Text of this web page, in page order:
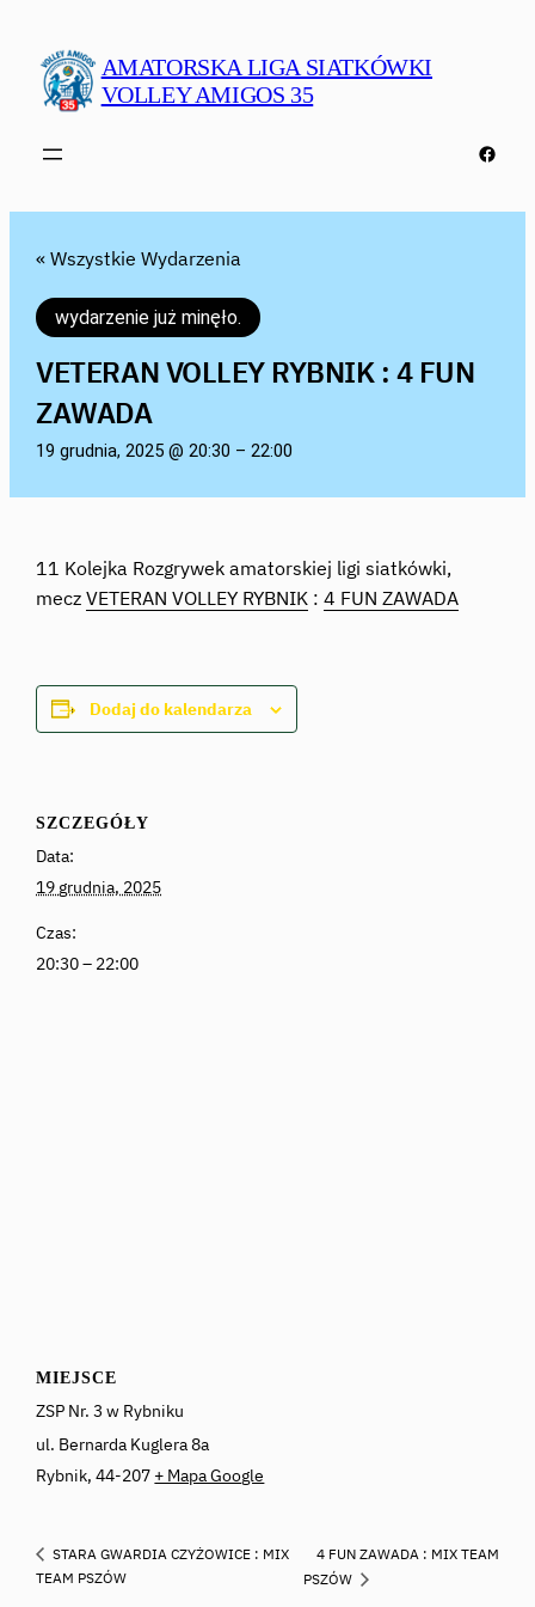
AMATORSKA LIGA SIATKÓWKI
VOLLEY AMIGOS 35
« Wszystkie Wydarzenia
wydarzenie już minęło.
VETERAN VOLLEY RYBNIK : 4 FUN
ZAWADA
19 grudnia, 2025 @ 20:30 –22:00
11 Kolejka Rozgrywek amatorskiej ligi siatkówki,
meczVETERAN VOLLEY RYBNIK :4 FUN ZAWADA
Dodaj do kalendarza
SZCZEGÓŁY
Data:
19 grudnia, 2025
Czas:
20:30 – 22:00
MIEJSCE
ZSP Nr. 3 w Rybniku
ul. Bernarda Kuglera 8a
Rybnik, 44-207 + Mapa Google
STARA GWARDIA CZYŻOWICE : MIX
TEAM PSZÓW
4 FUN ZAWADA : MIX TEAM
PSZÓW